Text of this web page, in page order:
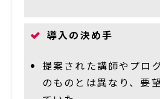
導入の決め手
提案された講師やプロ
のものとは異なり、要